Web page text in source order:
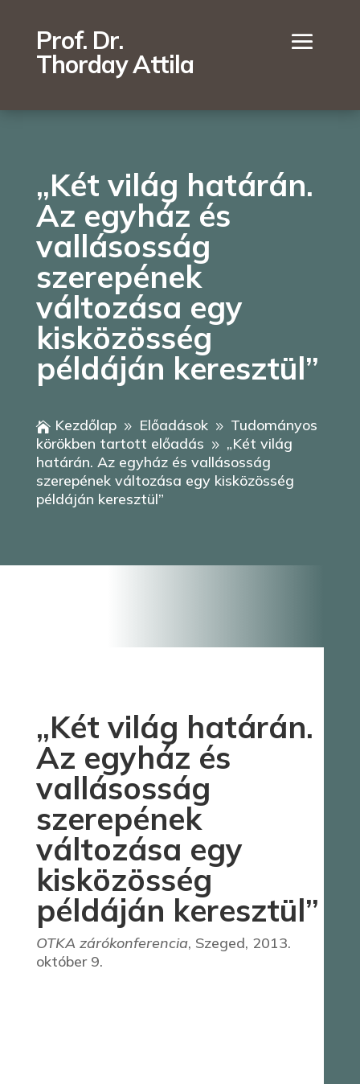
Prof. Dr.
Thorday Attila
„Két világ határán.
Az egyház és
vallásosság
szerepének
változása egy
kisközösség
példáján keresztül”
 Kezdőlap 9 Előadások 9 Tudományos
körökben tartott előadás
9 „Két világ
határán. Az egyház és vallásosság
szerepének változása egy kisközösség
példáján keresztül”
„Két világ határán.
Az egyház és
vallásosság
szerepének
változása egy
kisközösség
példáján keresztül”
OTKA zárókonferencia, Szeged, 2013.
október 9.